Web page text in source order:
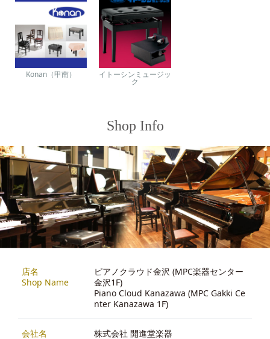
Konan（甲南） イトーシンミュージッ
ク
Shop Info
店名
Shop Name
ピアノクラウド金沢 (MPC楽器センター
金沢1F)
Piano Cloud Kanazawa (MPC Gakki Ce
nter Kanazawa 1F)
会社名
株式会社 開進堂楽器